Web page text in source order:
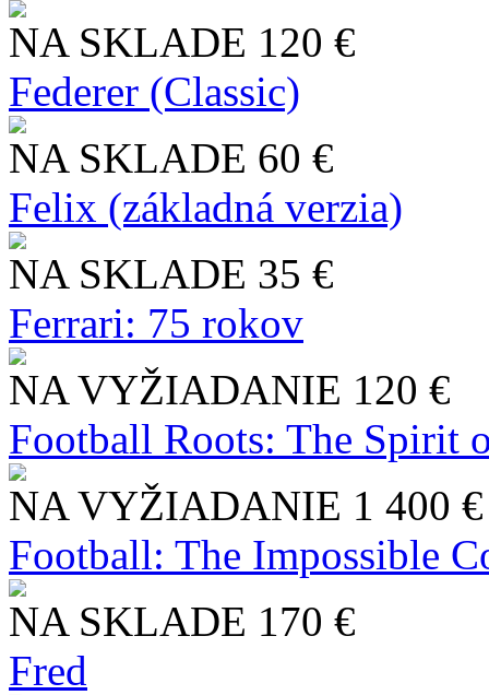
NA SKLADE 120 €
Federer (Classic)
NA SKLADE 60 €
Felix (základná verzia)
NA SKLADE 35 €
Ferrari: 75 rokov
NA VYŽIADANIE 120 €
Football Roots: The Spirit
NA VYŽIADANIE 1 400 €
Football: The Impossible
NA SKLADE 170 €
Fred